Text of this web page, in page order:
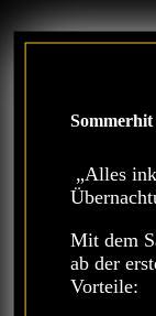
Sommerhit
„Alles
Mit dem
ab der
Vorteile: